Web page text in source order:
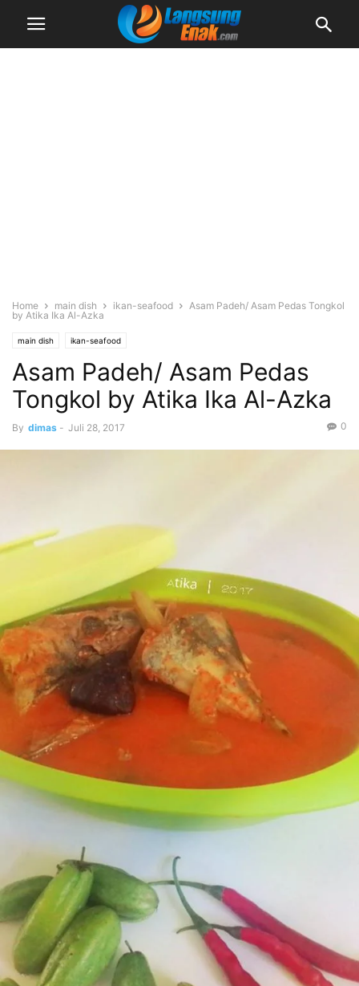
Home main dish ikan-seafood
Asam Padeh/ Asam Pedas Tongkol
by Atika Ika Al-Azka
main dish ikan-seafood
Asam Padeh/ Asam Pedas
Tongkol by Atika Ika Al-Azka
By dimas - Juli 28, 2017 0